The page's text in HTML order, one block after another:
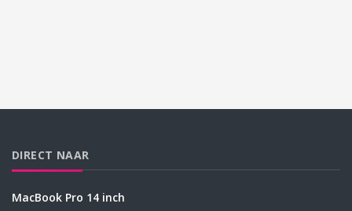
DIRECT NAAR
MacBook Pro 14 inch